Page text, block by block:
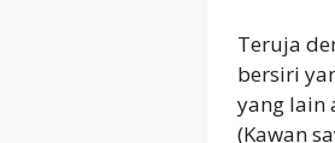
Teruja
bersiri
yang lain
(Kawan